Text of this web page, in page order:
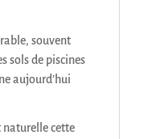
souvent
sols de piscines
aujourd’hui
naturelle cette